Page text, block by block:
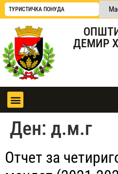
ТУРИСТИЧКА ПОНУДА
ДЕМИР
Ден: д.м.г
Отчет за